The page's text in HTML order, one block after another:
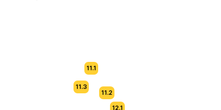
11.3
11.1
11.2
12.1